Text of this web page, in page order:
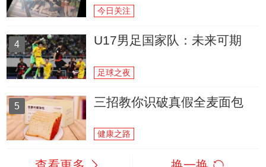
今日关注
4 U17男足国家队：未来可期
足球之夜
5 三招教你识破真假全麦面包
健康之路